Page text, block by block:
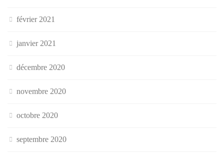
février 2021
janvier 2021
décembre 2020
novembre 2020
octobre 2020
septembre 2020